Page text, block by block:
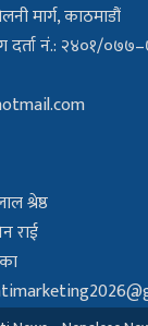
मार्ग, काठमाडौं
दर्ता नं.: २४०१/
श्रेष्ठ
राई